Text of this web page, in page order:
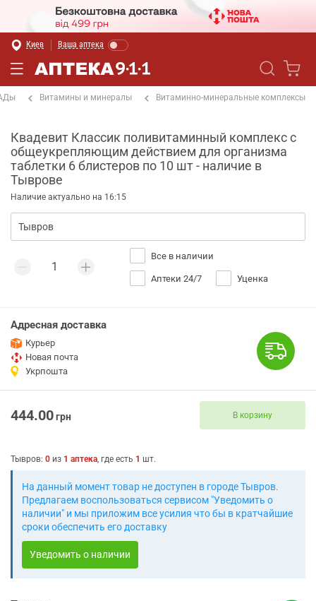
Киев Ваша аптека
Витамины и минералы Витаминно-минеральные комплексы
Квадевит Классик поливитаминный комплекс с
общеукрепляющим действием для организма
таблетки 6 блистеров по 10 шт - наличие в
Тыврове
Наличие актуально на 16:15
Все в наличии
Аптеки 24/7 Уценка
Адресная доставка
Курьер
Новая почта
Укрпошта
444.00грн В корзину
Тывров: 0 из 1 аптека, где есть 1 шт.
На данный момент товар не доступен в городе Тывров.
Предлагаем воспользоваться сервисом "Уведомить о
наличии" и мы приложим все усилия что бы в кратчайшие
сроки обеспечить его доставку
Уведомить о наличии